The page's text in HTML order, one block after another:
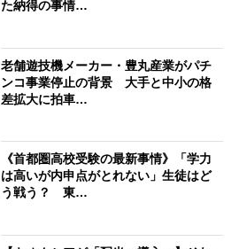
た納得の事情…
老舗遊技機メーカー・豊丸産業がパチ
ンコ事業停止の背景 大手と中小の格
差拡大に拍車…
《首都圏高校受験の最新事情》「学力
は高いが内申点がとれない」生徒はど
う戦う？ 東…